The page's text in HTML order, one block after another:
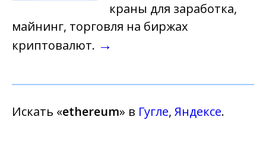
краны для заработка,
майнинг, торговля на биржах
криптовалют. →
Искать «ethereum» в Гугле, Яндексе.